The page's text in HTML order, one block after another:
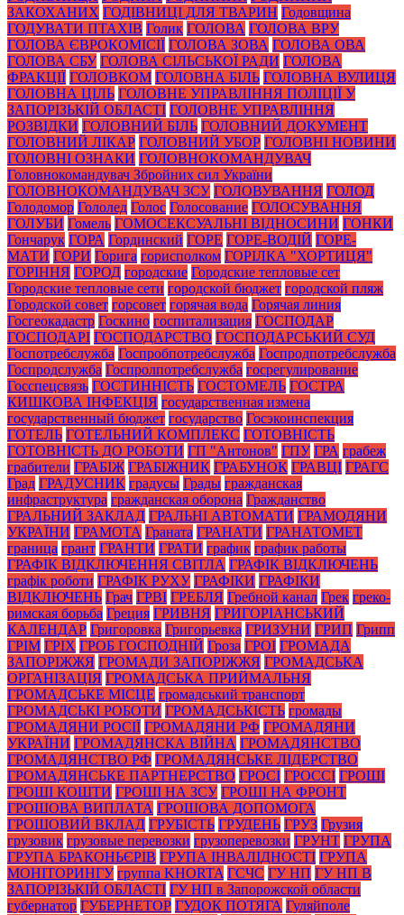
ЗАКОХАНИХ ГОДІВНИЦІ ДЛЯ ТВАРИН Годовщина
ГОДУВАТИ ПТАХІВ Голик ГОЛОВА ГОЛОВА ВРУ
ГОЛОВА ЄВРОКОМІСІЇ ГОЛОВА ЗОВА ГОЛОВА ОВА
ГОЛОВА СБУ ГОЛОВА СІЛЬСЬКОЇ РАДИ ГОЛОВА
ФРАКЦІЇ ГОЛОВКОМ ГОЛОВНА БІЛЬ ГОЛОВНА ВУЛИЦЯ
ГОЛОВНА ЦІЛЬ ГОЛОВНЕ УПРАВЛІННЯ ПОЛІЦІЇ У
ЗАПОРІЗЬКІЙ ОБЛАСТІ ГОЛОВНЕ УПРАВЛІННЯ
РОЗВІДКИ ГОЛОВНИЙ БІЛЬ ГОЛОВНИЙ ДОКУМЕНТ
ГОЛОВНИЙ ЛІКАР ГОЛОВНИЙ УБОР ГОЛОВНІ НОВИНИ
ГОЛОВНІ ОЗНАКИ ГОЛОВНОКОМАНДУВАЧ
Головнокомандувач Збройних сил України
ГОЛОВНОКОМАНДУВАЧ ЗСУ ГОЛОВУВАННЯ ГОЛОД
Голодомор Гололед Голос Голосование ГОЛОСУВАННЯ
ГОЛУБИ Гомель ГОМОСЕКСУАЛЬНІ ВІДНОСИНИ ГОНКИ
Гончарук ГОРА Гординский ГОРЕ ГОРЕ-ВОДІЙ ГОРЕ-
МАТИ ГОРИ Горига горисполком ГОРІЛКА "ХОРТИЦЯ"
ГОРІННЯ ГОРОД городские Городские тепловые сет
Городские тепловые сети городской бюджет городской пляж
Городской совет горсовет горячая вода Горячая линия
Госгеокадастр Госкино госпитализация ГОСПОДАР
ГОСПОДАРІ ГОСПОДАРСТВО ГОСПОДАРСЬКИЙ СУД
Госпотребслужба Госпробпотребслужба Госпродпотребслужба
Госпродслужба Госпролпотребслужба госрегулирование
Госспецсвязь ГОСТИННІСТЬ ГОСТОМЕЛЬ ГОСТРА
КИШКОВА ІНФЕКЦІЯ государственная измена
государственный бюджет государство Госэкоинспекция
ГОТЕЛЬ ГОТЕЛЬНИЙ КОМПЛЕКС ГОТОВНІСТЬ
ГОТОВНІСТЬ ДО РОБОТИ ГП "Антонов" ГПУ ГРА грабеж
грабители ГРАБІЖ ГРАБІЖНИК ГРАБУНОК ГРАВЦІ ГРАГС
Град ГРАДУСНИК градусы Грады гражданская
инфраструктура гражданская оборона Гражданство
ГРАЛЬНИЙ ЗАКЛАД ГРАЛЬНІ АВТОМАТИ ГРАМОДЯНИ
УКРАЇНИ ГРАМОТА Граната ГРАНАТИ ГРАНАТОМЕТ
граница грант ГРАНТИ ГРАТИ график график работы
ГРАФІК ВІДКЛЮЧЕННЯ СВІТЛА ГРАФІК ВІДКЛЮЧЕНЬ
графік роботи ГРАФІК РУХУ ГРАФІКИ ГРАФІКИ
ВІДКЛЮЧЕНЬ Грач ГРВІ ГРЕБЛЯ Гребной канал Грек греко-
римская борьба Греция ГРИВНЯ ГРИГОРІАНСЬКИЙ
КАЛЕНДАР Григоровка Григорьевка ГРИЗУНИ ГРИП Грипп
ГРІМ ГРІХ ГРОБ ГОСПОДНІЙ Гроза ГРОІ ГРОМАДА
ЗАПОРІЖЖЯ ГРОМАДИ ЗАПОРІЖЖЯ ГРОМАДСЬКА
ОРГАНІЗАЦІЯ ГРОМАДСЬКА ПРИЙМАЛЬНЯ
ГРОМАДСЬКЕ МІСЦЕ громадський транспорт
ГРОМАДСЬКІ РОБОТИ ГРОМАДСЬКІСТЬ громады
ГРОМАДЯНИ РОСІЇ ГРОМАДЯНИ РФ ГРОМАДЯНИ
УКРАЇНИ ГРОМАДЯНСКА ВІЙНА ГРОМАДЯНСТВО
ГРОМАДЯНСТВО РФ ГРОМАДЯНСЬКЕ ЛІДЕРСТВО
ГРОМАДЯНСЬКЕ ПАРТНЕРСТВО ГРОСІ ГРОССІ ГРОШІ
ГРОШІ КОШТИ ГРОШІ НА ЗСУ ГРОШІ НА ФРОНТ
ГРОШОВА ВИПЛАТА ГРОШОВА ДОПОМОГА
ГРОШОВИЙ ВКЛАД ГРУБІСТЬ ГРУДЕНЬ ГРУЗ Грузия
грузовик грузовые перевозки грузоперевозки ГРУНТ ГРУПА
ГРУПА БРАКОНЬЄРІВ ГРУПА ІНВАЛІДНОСТІ ГРУПА
МОНІТОРИНГУ группа KHORTA ГСЧС ГУ НП ГУ НП В
ЗАПОРІЗЬКІЙ ОБЛАСТІ ГУ НП в Запорожской области
губернатор ГУБЕРНЕТОР ГУДОК ПОТЯГА Гуляйполе